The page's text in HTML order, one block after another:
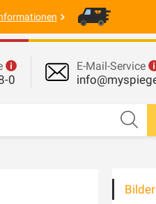
0
E-Mail-Service
Bilder